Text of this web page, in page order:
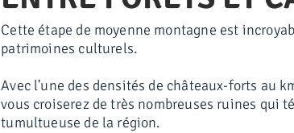
Cette étape de moyenne montagne est
patrimoines culturels.
Avec l'une des densités de châteaux-forts au
vous croiserez de très nombreuses ruines qui
tumultueuse de la région.